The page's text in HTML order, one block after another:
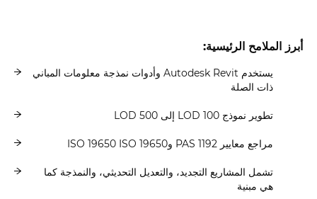
أبرز الملامح الرئيسية:
يستخدم Autodesk Revit وأدوات نمذجة معلومات المباني
ذات الصلة
تطوير نموذج LOD 100 إلى LOD 500
مراجع معايير PAS 1192 وISO 19650 ISO 19650
تشمل المشاريع التجديد، والتعديل التحديثي، والنمذجة كما
هي مبنية